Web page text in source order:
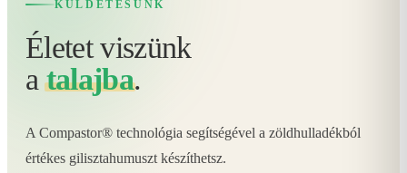
KÜLDETÉSÜNK
Életet viszünk
atalajba.
A Compastor® technológia segítségével a zöldhulladékból
értékes gilisztahumuszt készíthetsz.